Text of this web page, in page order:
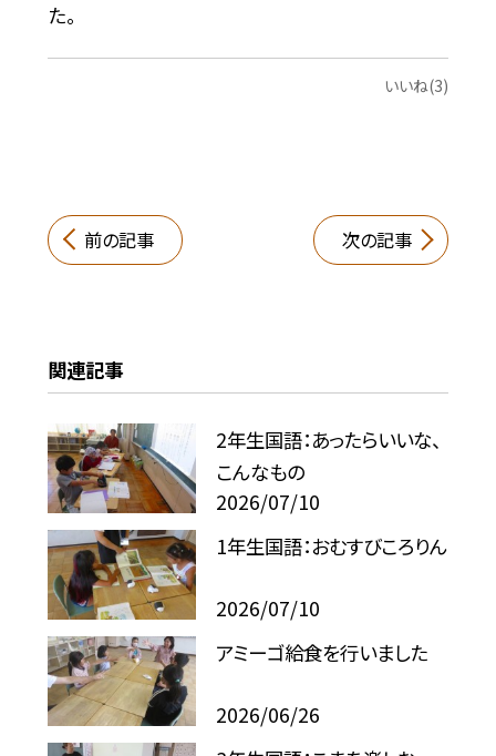
た。
いいね(3)
前の記事 次の記事
関連記事
2年生国語：あったらいいな、
こんなもの
2026/07/10
1年生国語：おむすびころりん
2026/07/10
アミーゴ給食を行いました
2026/06/26